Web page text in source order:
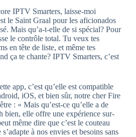
IPTV Smarters, laisse-moi
le Saint Graal pour les aficionados
Mais qu’a-t-elle de si spécial? Pour
le contrôle total. Tu veux tes
en tête de liste, et même tes
ça te chante? IPTV Smarters, c’est
app, c’est qu’elle est compatible
iOS, et bien sûr, notre cher Fire
: « Mais qu’est-ce qu’elle a de
bien, elle offre une expérience sur-
même dire que c’est le couteau
à nos envies et besoins sans